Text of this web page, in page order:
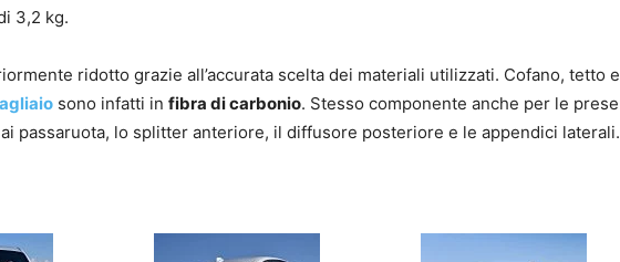
3,2 kg.
ridotto grazie all’accurata scelta dei materiali utilizzati. Cofano, tetto e
sono infatti in fibra di carbonio. Stesso componente anche per le prese
ai passaruota, lo splitter anteriore, il diffusore posteriore e le appendici laterali.